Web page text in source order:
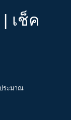
เช็ค
ระมาณ